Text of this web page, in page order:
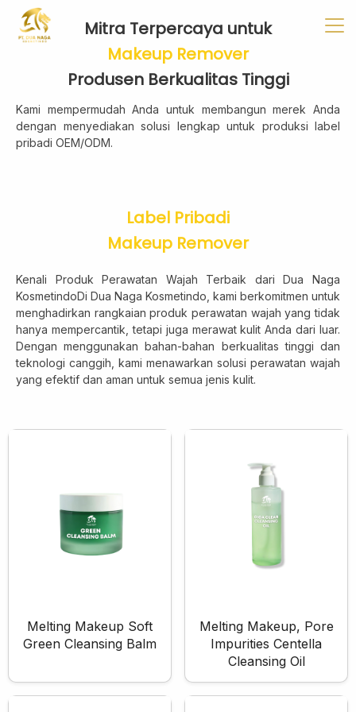
Beranda Tentang Artikel Buletin ✖
Pabrikan
Face Care
Skincare Set
Face Oil
Facial Serum
Skincare Cream
Makeup Remover
Cleanser
Sunscreen Cream
Lip Oil
Mitra Terpercaya untuk
Makeup Remover
Produsen Berkualitas Tinggi
Kami mempermudah Anda untuk membangun merek Anda
dengan menyediakan solusi lengkap untuk produksi label
pribadi OEM/ODM.
Label Pribadi
Makeup Remover
Kenali Produk Perawatan Wajah Terbaik dari Dua Naga
KosmetindoDi Dua Naga Kosmetindo, kami berkomitmen untuk
menghadirkan rangkaian produk perawatan wajah yang tidak
hanya mempercantik, tetapi juga merawat kulit Anda dari luar.
Dengan menggunakan bahan-bahan berkualitas tinggi dan
teknologi canggih, kami menawarkan solusi perawatan wajah
yang efektif dan aman untuk semua jenis kulit.
Melting Makeup Soft
Green Cleansing Balm
Melting Makeup, Pore
Impurities Centella
Cleansing Oil